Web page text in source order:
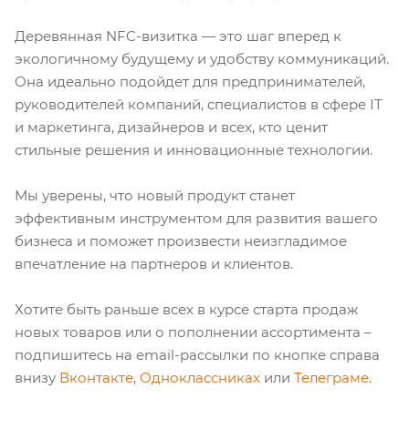
Деревянная NFC-визитка — это шаг вперед к
экологичному будущему и удобству коммуникаций.
Она идеально подойдет для предпринимателей,
руководителей компаний, специалистов в сфере IT
и маркетинга, дизайнеров и всех, кто ценит
стильные решения и инновационные технологии.
Мы уверены, что новый продукт станет
эффективным инструментом для развития вашего
бизнеса и поможет произвести неизгладимое
впечатление на партнеров и клиентов.
Хотите быть раньше всех в курсе старта продаж
новых товаров или о пополнении ассортимента –
подпишитесь на email-рассылки по кнопке справа
внизу Вконтакте, Одноклассниках или Телеграме.